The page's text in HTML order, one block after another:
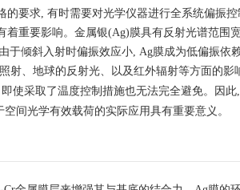
要求, 有时需要对光学仪器进行全系统偏振控
重要影响。金属银(Ag)膜具有反射光谱范围
于倾斜入射时偏振效应小, Ag膜成为低偏振依
射、地球的反射光、以及红外辐射等方面的影
使采取了温度控制措施也无法完全避免。因此
间光学有效载荷的实际应用具有重要意义。